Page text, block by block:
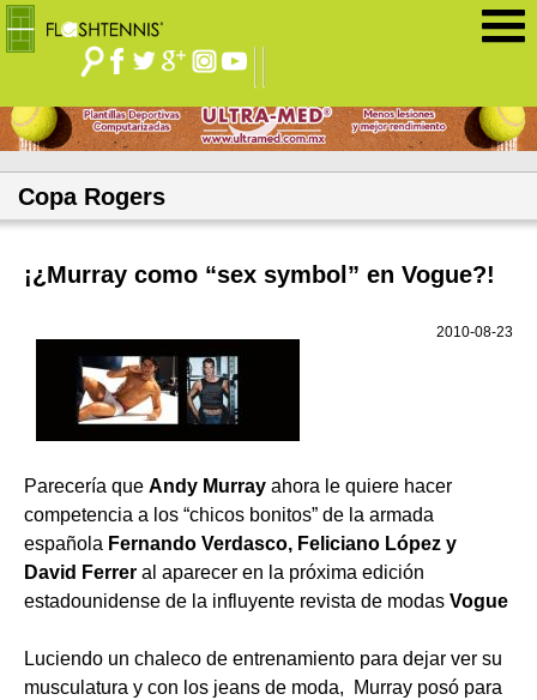
Copa Rogers
¡¿Murray como “sex symbol” en Vogue?!
2010-08-23
Parecería que Andy Murray ahora le quiere hacer
competencia a los “chicos bonitos” de la armada
española Fernando Verdasco, Feliciano López y
David Ferrer al aparecer en la próxima edición
estadounidense de la influyente revista de modas Vogue
Luciendo un chaleco de entrenamiento para dejar ver su
musculatura y con los jeans de moda, Murray posó para